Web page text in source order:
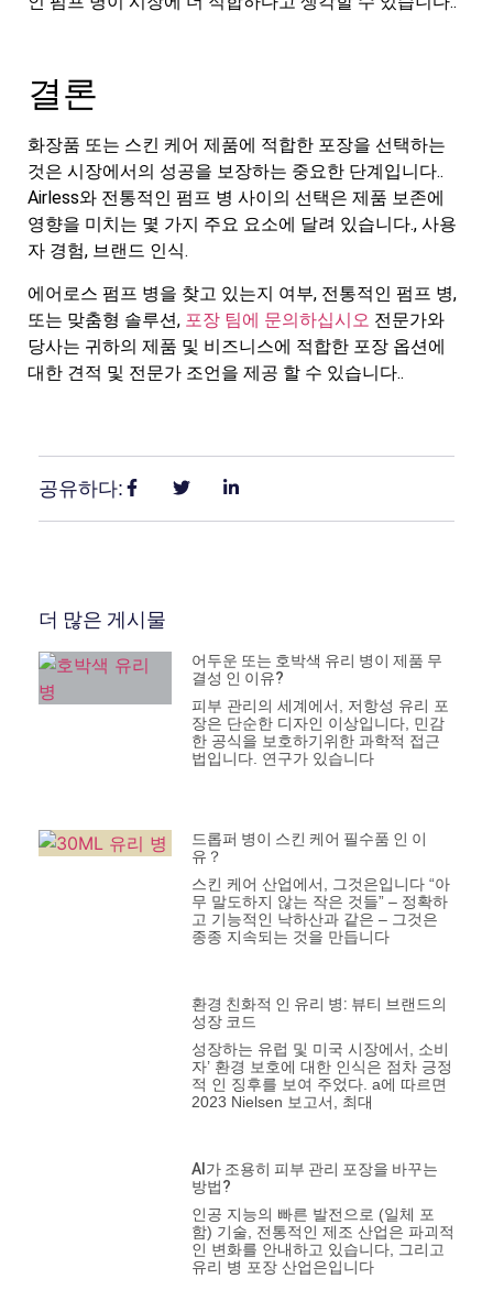
결론
화장품 또는 스킨 케어 제품에 적합한 포장을 선택하는
것은 시장에서의 성공을 보장하는 중요한 단계입니다..
Airless와 전통적인 펌프 병 사이의 선택은 제품 보존에
영향을 미치는 몇 가지 주요 요소에 달려 있습니다., 사용
자 경험, 브랜드 인식.
에어로스 펌프 병을 찾고 있는지 여부, 전통적인 펌프 병,
또는 맞춤형 솔루션, 포장 팀에 문의하십시오 전문가와
당사는 귀하의 제품 및 비즈니스에 적합한 포장 옵션에
대한 견적 및 전문가 조언을 제공 할 수 있습니다..
공유하다:
더 많은 게시물
어두운 또는 호박색 유리 병이 제품 무
결성 인 이유?
피부 관리의 세계에서, 저항성 유리 포
장은 단순한 디자인 이상입니다, 민감
한 공식을 보호하기위한 과학적 접근
법입니다. 연구가 있습니다
드롭퍼 병이 스킨 케어 필수품 인 이
유？
스킨 케어 산업에서, 그것은입니다 “아
무 말도하지 않는 작은 것들” – 정확하
고 기능적인 낙하산과 같은 – 그것은
종종 지속되는 것을 만듭니다
환경 친화적 인 유리 병: 뷰티 브랜드의
성장 코드
성장하는 유럽 및 미국 시장에서, 소비
자’ 환경 보호에 대한 인식은 점차 긍정
적 인 징후를 보여 주었다. a에 따르면
2023 Nielsen 보고서, 최대
AI가 조용히 피부 관리 포장을 바꾸는
방법?
인공 지능의 빠른 발전으로 (일체 포
함) 기술, 전통적인 제조 산업은 파괴적
인 변화를 안내하고 있습니다, 그리고
유리 병 포장 산업은입니다